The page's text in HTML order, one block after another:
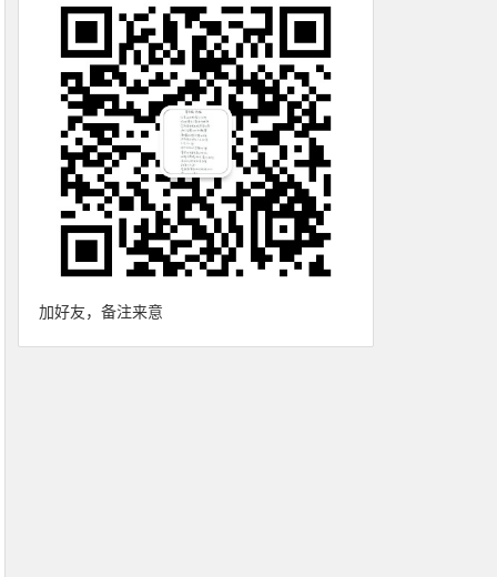
加好友，备注来意